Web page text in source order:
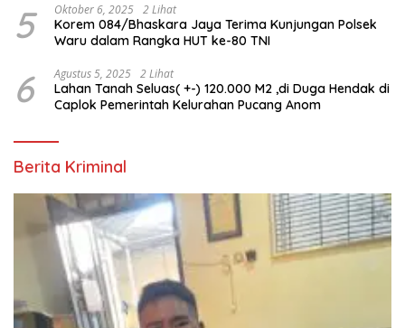
5 Oktober 6, 2025 2 Lihat
Korem 084/Bhaskara Jaya Terima Kunjungan Polsek
6 Agustus 5, 2025 2 Lihat
Lahan Tanah Seluas( +-) 120.000 M2 ,di Duga Hendak di
Caplok Pemerintah Kelurahan Pucang Anom
Berita Kriminal